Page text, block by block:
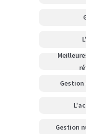
Gestion